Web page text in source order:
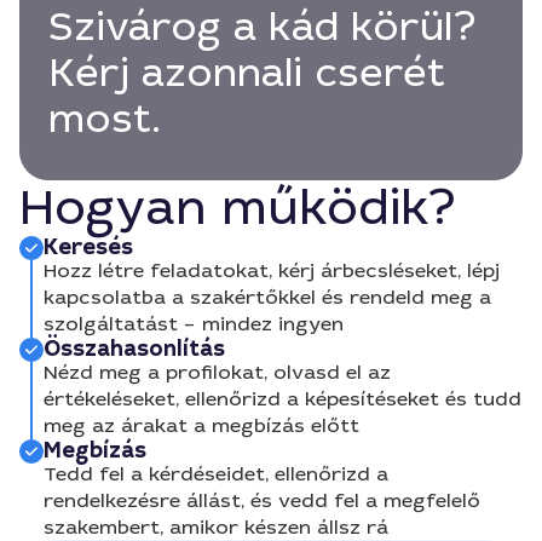
Szivárog a kád körül?
Kérj azonnali cserét
most.
Hogyan működik?
Keresés
Hozz létre feladatokat, kérj árbecsléseket, lépj
kapcsolatba a szakértőkkel és rendeld meg a
szolgáltatást – mindez ingyen
Összahasonlítás
Nézd meg a profilokat, olvasd el az
értékeléseket, ellenőrizd a képesítéseket és tudd
meg az árakat a megbízás előtt
Megbízás
Tedd fel a kérdéseidet, ellenőrizd a
rendelkezésre állást, és vedd fel a megfelelő
szakembert, amikor készen állsz rá